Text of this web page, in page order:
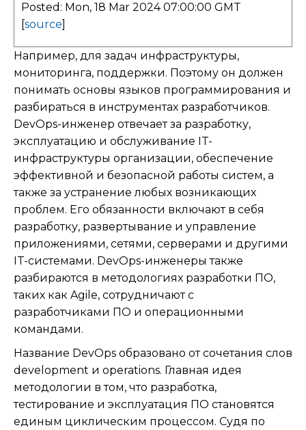
Posted: Mon, 18 Mar 2024 07:00:00 GMT
source
Например, для задач инфраструктуры,
мониторинга, поддержки. Поэтому он должен
понимать основы языков программирования и
разбираться в инструментах разработчиков.
DevOps-инженер отвечает за разработку,
эксплуатацию и обслуживание IT-
инфраструктуры организации, обеспечение
эффективной и безопасной работы систем, а
также за устранение любых возникающих
проблем. Его обязанности включают в себя
разработку, развертывание и управление
приложениями, сетями, серверами и другими
IT-системами. DevOps-инженеры также
разбираются в методологиях разработки ПО,
таких как Agile, сотрудничают с
разработчиками ПО и операционными
командами.
Название DevOps образовано от сочетания слов
development и operations. Главная идея
методологии в том, что разработка,
тестирование и эксплуатация ПО становятся
единым циклическим процессом. Судя по